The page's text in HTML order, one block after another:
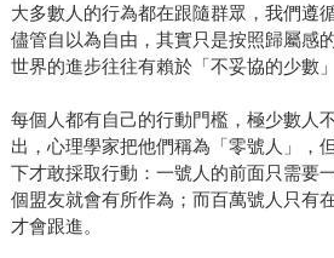
大多數人的行為都在跟隨群眾，我們遵
儘管自以為自由，其實只是按照歸屬感
世界的進步往往有賴於「不妥協的少數」
每個人都有自己的行動門檻，極少數人
出，心理學家把他們稱為「零號人」，
下才敢採取行動：一號人的前面只需要
個盟友就會有所作為；而百萬號人只有
才會跟進。